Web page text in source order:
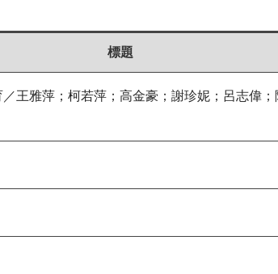
標題
王雅萍；柯若萍；高金豪；謝珍妮；呂志偉